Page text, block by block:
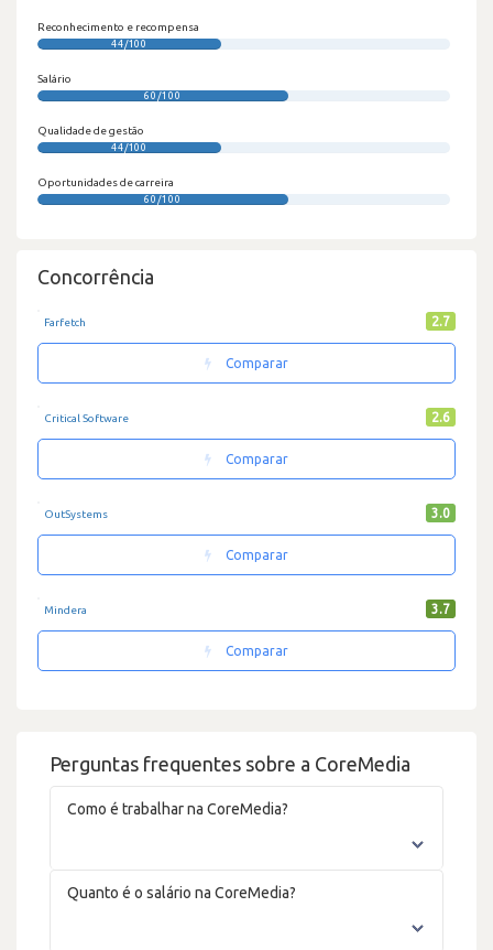
Perguntas frequentes sobre a CoreMedia
Como é trabalhar na CoreMedia?
Quanto é o salário na CoreMedia?
Reconhecimento e recompensa
44/100
Salário
60/100
Qualidade de gestão
44/100
Oportunidades de carreira
60/100
Concorrência
Farfetch 2.7
Comparar
Critical Software 2.6
Comparar
OutSystems 3.0
Comparar
Mindera 3.7
Comparar